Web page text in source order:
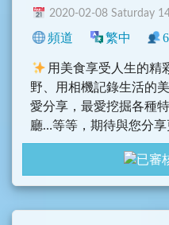
2020-02-08 Saturday
頻道 繁中
用美食享受人生的精
野、用相機記錄生活的
愛分享，最愛挖掘各種
廳…等等，期待與您分享
樂。更多我們的資訊：